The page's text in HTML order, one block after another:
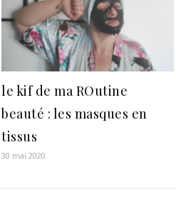
le kif de ma ROutine
beauté : les masques en
tissus
30 mai 2020